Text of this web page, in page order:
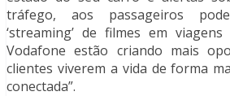
tráfego, aos passageiros
‘streaming’ de filmes em
Vodafone estão criando mais
clientes viverem a vida de forma
conectada”.